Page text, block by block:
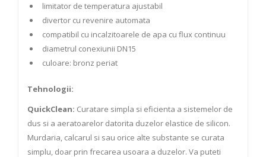
limitator de temperatura ajustabil
divertor cu revenire automata
compatibil cu incalzitoarele de apa cu flux continuu
diametrul conexiunii DN15
culoare: bronz periat
Tehnologii:
QuickClean: Curatare simpla si eficienta a sistemelor de
dus si a aeratoarelor datorita duzelor elastice de silicon.
Murdaria, calcarul si sau orice alte substante se curata
simplu, doar prin frecarea usoara a duzelor. Va puteti